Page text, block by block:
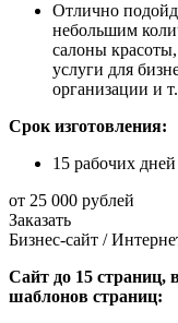
Отлично
небольшим
салоны
услуги для
организации и
Срок изготовления:
15 рабочих
от 25 000 рублей
Заказать
Бизнес-сайт /
Сайт до 15
шаблонов страниц: